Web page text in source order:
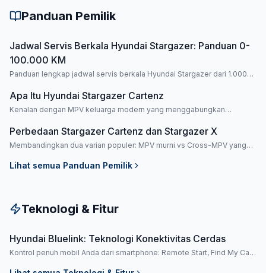
Panduan Pemilik
Jadwal Servis Berkala Hyundai Stargazer: Panduan 0-
100.000 KM
Panduan lengkap jadwal servis berkala Hyundai Stargazer dari 1.000
Apa Itu Hyundai Stargazer Cartenz
Kenalan dengan MPV keluarga modern yang menggabungkan
Perbedaan Stargazer Cartenz dan Stargazer X
Membandingkan dua varian populer: MPV murni vs Cross-MPV yang
Lihat semua Panduan Pemilik
Teknologi & Fitur
Hyundai Bluelink: Teknologi Konektivitas Cerdas
Kontrol penuh mobil Anda dari smartphone: Remote Start, Find My Car,